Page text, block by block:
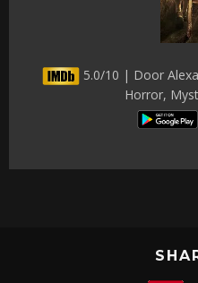
5.0/10 | Door
Horror,